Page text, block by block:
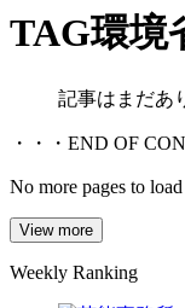
TAG環境
記事はまだあ
・・・END OF
No more pages to load
View more
Weekly Ranking